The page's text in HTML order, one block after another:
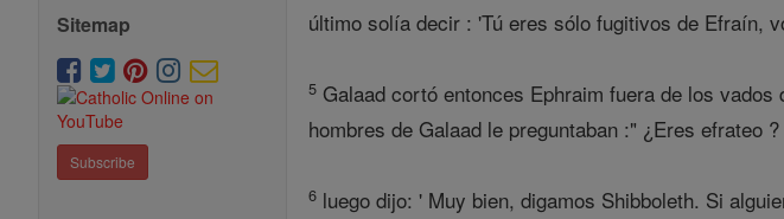
Sitemap
Subscribe
último solía decir : 'Tú eres sólo fugitivos de Efraín,
5 Galaad cortó entonces Ephraim fuera de los
hombres de Galaad le preguntaban :" ¿Eres efrateo
6 luego dijo: ' Muy bien, digamos Shibboleth. Si